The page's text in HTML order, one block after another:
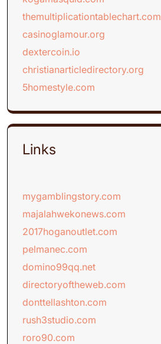
themultiplicationtablechart.com
casinoglamour.org
dextercoin.io
christianarticledirectory.org
5homestyle.com
Links
mygamblingstory.com
majalahwekonews.com
2017hoganoutlet.com
pelmanec.com
domino99qq.net
directoryoftheweb.com
donttellashton.com
rush3studio.com
roro90.com